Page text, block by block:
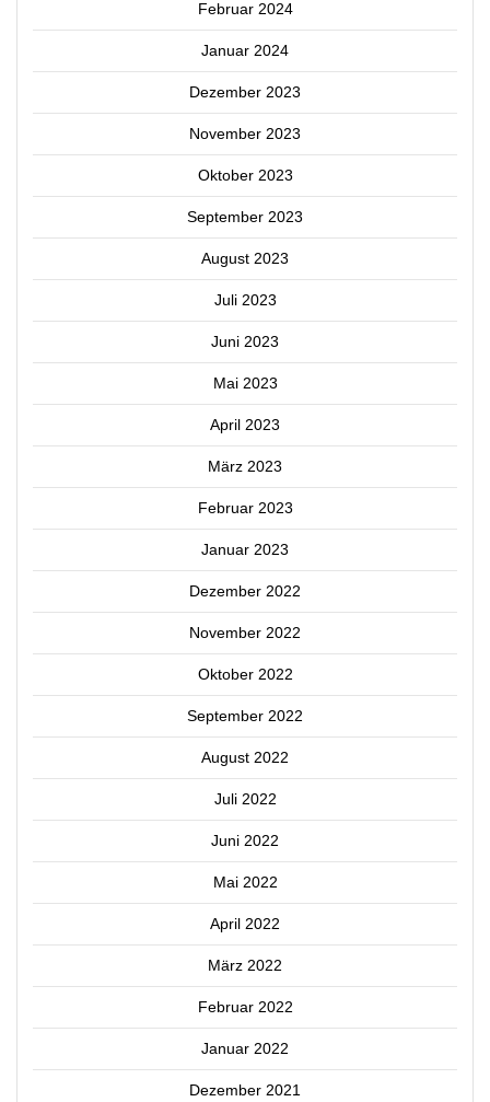
Februar 2024
Januar 2024
Dezember 2023
November 2023
Oktober 2023
September 2023
August 2023
Juli 2023
Juni 2023
Mai 2023
April 2023
März 2023
Februar 2023
Januar 2023
Dezember 2022
November 2022
Oktober 2022
September 2022
August 2022
Juli 2022
Juni 2022
Mai 2022
April 2022
März 2022
Februar 2022
Januar 2022
Dezember 2021